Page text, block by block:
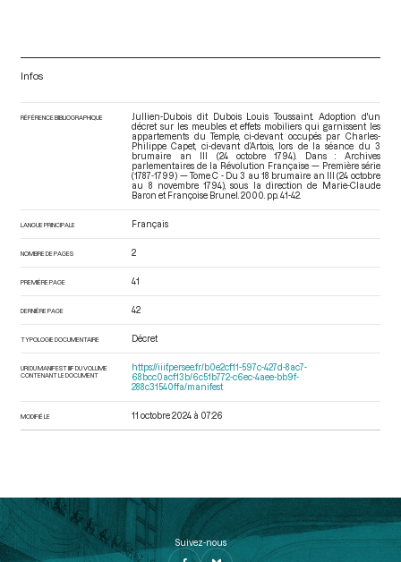
Infos
RÉFÉRENCE BIBLIOGRAPHIQUE
Jullien-Dubois dit Dubois Louis Toussaint. Adoption d'un
décret sur les meubles et effets mobiliers qui garnissent les
appartements du Temple, ci-devant occupés par Charles-
Philippe Capet, ci-devant d’Artois, lors de la séance du 3
brumaire an III (24 octobre 1794). Dans : Archives
parlementaires de la Révolution Française — Première série
(1787-1799) — Tome C - Du 3 au 18 brumaire an III (24 octobre
au 8 novembre 1794) , sous la direction de Marie-Claude
Baron et Françoise Brunel. 2000. pp. 41-42.
LANGUE PRINCIPALE Français
NOMBRE DE PAGES 2
PREMIÈRE PAGE 41
DERNIÈRE PAGE 42
TYPOLOGIE DOCUMENTAIRE Décret
URI DU MANIFEST IIIF DU VOLUME
CONTENANT LE DOCUMENT
https://iiif.persee.fr/b0e2cf11-597c-427d-8ac7-
68bcc0acf13b/6c51b772-c6ec-4aee-bb9f-
288c31540ffa/manifest
MODIFIÉ LE 11 octobre 2024 à 07:26
Suivez-nous